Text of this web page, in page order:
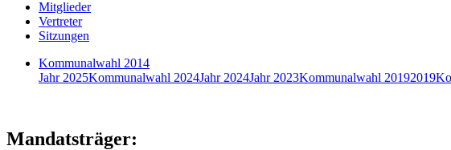
Mitglieder
Vertreter
Sitzungen
Kommunalwahl 2014
Jahr 2025Kommunalwahl 2024Jahr 2024Jahr 2023Kommunalwahl 20192019
Mandatsträger: